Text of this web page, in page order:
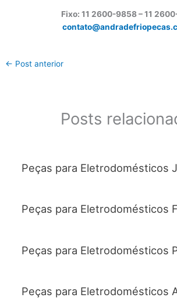
Fixo: 11 2600-9858 – 11
← Post anterior
Posts
Peças para Eletrodomésticos
Peças para Eletrodomésticos
Peças para Eletrodomésticos
Peças para Eletrodomésticos